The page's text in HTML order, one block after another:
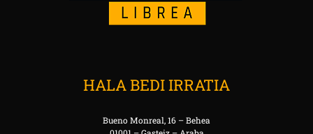
HALA BEDI IRRATIA
Bueno Monreal, 16 – Behea